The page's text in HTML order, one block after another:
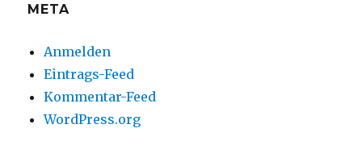
META
Anmelden
Eintrags-Feed
Kommentar-Feed
WordPress.org